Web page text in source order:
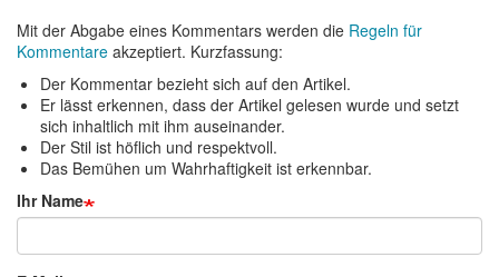
Mit der Abgabe eines Kommentars werden die Regeln für
Kommentare akzeptiert. Kurzfassung:
Der Kommentar bezieht sich auf den Artikel.
Er lässt erkennen, dass der Artikel gelesen wurde und setzt
sich inhaltlich mit ihm auseinander.
Der Stil ist höflich und respektvoll.
Das Bemühen um Wahrhaftigkeit ist erkennbar.
Ihr Name